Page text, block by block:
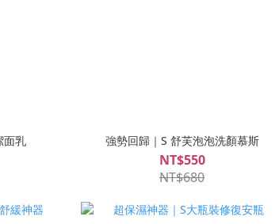
面乳 強勢回歸｜S 舒芙泡泡洗顏慕斯
NT$550
NT$680